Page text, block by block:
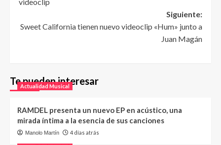
Siguiente:
Sweet California tienen nuevo videoclip «Hum» junto a
Juan Magán
Te pueden interesar
Actualidad Musical
RAMDEL presenta un nuevo EP en acústico, una
mirada íntima a la esencia de sus canciones
Manolo Martín 4 días atrás